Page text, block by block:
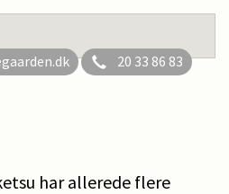
20 33 86 83
har allerede flere